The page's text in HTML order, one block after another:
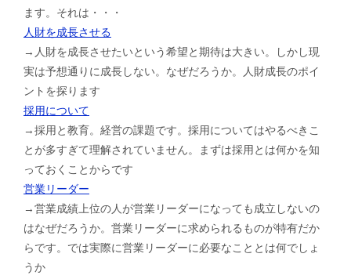
ます。それは・・・
人財を成長させる
→人財を成長させたいという希望と期待は大きい。しかし現
実は予想通りに成長しない。なぜだろうか。人財成長のポイ
ントを探ります
採用について
→採用と教育。経営の課題です。採用についてはやるべきこ
とが多すぎて理解されていません。まずは採用とは何かを知
っておくことからです
営業リーダー
→営業成績上位の人が営業リーダーになっても成立しないの
はなぜだろうか。営業リーダーに求められるものが特有だか
らです。では実際に営業リーダーに必要なこととは何でしょ
うか